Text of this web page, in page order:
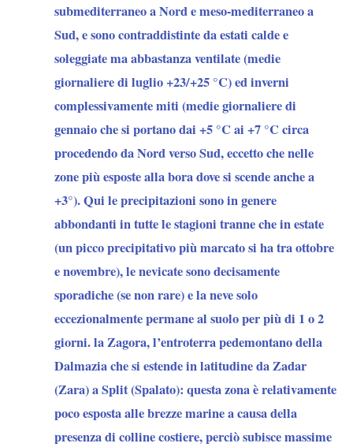
submediterraneo a Nord e meso-mediterraneo a
Sud, e sono contraddistinte da estati calde e
soleggiate ma abbastanza ventilate (medie
giornaliere di luglio +23/+25 °C) ed inverni
complessivamente miti (medie giornaliere di
gennaio che si portano dai +5 °C ai +7 °C circa
procedendo da Nord verso Sud, eccetto che nelle
zone più esposte alla bora dove si scende anche a
+3°). Qui le precipitazioni sono in genere
abbondanti in tutte le stagioni tranne che in estate
(un picco precipitativo più marcato si ha tra ottobre
e novembre), le nevicate sono decisamente
sporadiche (se non rare) e la neve solo
eccezionalmente permane al suolo per più di 1 o 2
giorni. la Zagora, l’entroterra pedemontano della
Dalmazia che si estende in latitudine da Zadar
(Zara) a Split (Spalato): questa zona è relativamente
poco esposta alle brezze marine a causa della
presenza di colline costiere, perciò subisce massime